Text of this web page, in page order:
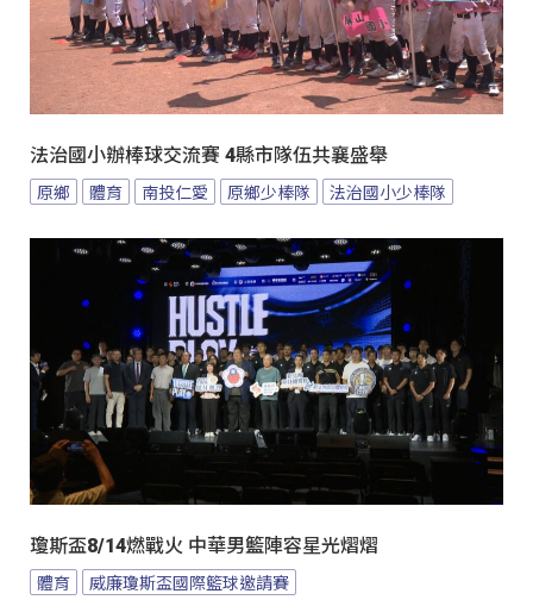
法治國小辦棒球交流賽 4縣市隊伍共襄盛舉
原鄉 體育 南投仁愛 原鄉少棒隊 法治國小少棒隊
瓊斯盃8/14燃戰火 中華男籃陣容星光熠熠
體育 威廉瓊斯盃國際籃球邀請賽